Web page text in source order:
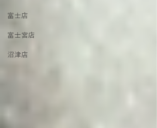
富士店
富士宮店
沼津店